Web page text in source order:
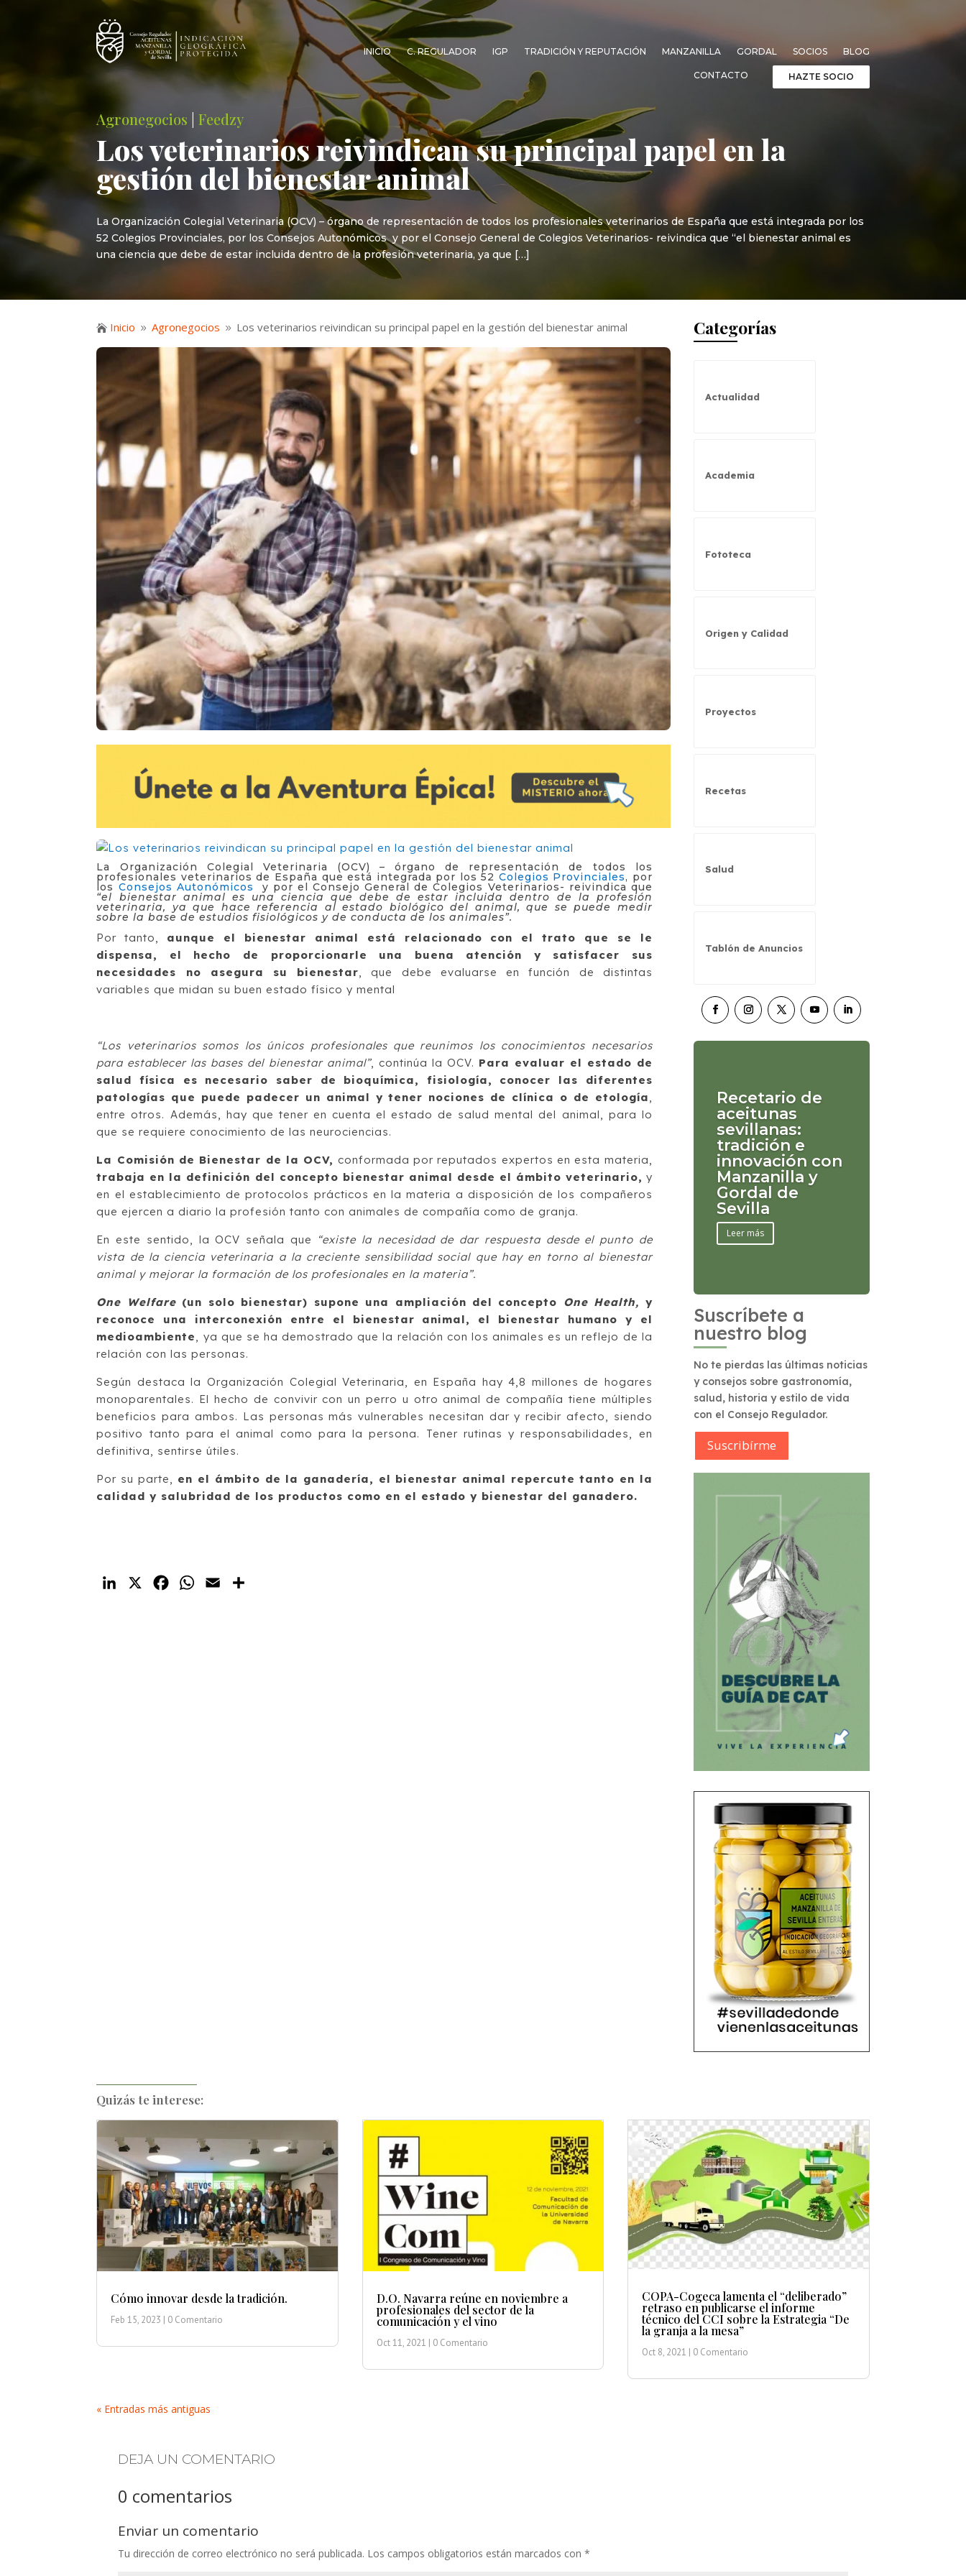
INICIO C. REGULADOR IGP TRADICIÓN Y REPUTACIÓN MANZANILLA GORDAL SOCIOS BLOG
CONTACTO HAZTE SOCIO
Agronegocios |Feedzy
Los veterinarios reivindican su principal papel en la
gestión del bienestar animal
La Organización Colegial Veterinaria (OCV) – órgano de representación de todos los profesionales veterinarios de España que está integrada por los
52 Colegios Provinciales, por los Consejos Autonómicos y por el Consejo General de Colegios Veterinarios- reivindica que “el bienestar animal es
una ciencia que debe de estar incluida dentro de la profesión veterinaria, ya que […]
 Inicio 9 Agronegocios 9 Los veterinarios reivindican su principal papel en la gestión del bienestar animal
La Organización Colegial Veterinaria (OCV) – órgano de representación de todos los
profesionales veterinarios de España que está integrada por los 52 Colegios Provinciales, por
los Consejos Autonómicos y por el Consejo General de Colegios Veterinarios- reivindica que
“el bienestar animal es una ciencia que debe de estar incluida dentro de la profesión
veterinaria, ya que hace referencia al estado biológico del animal, que se puede medir
sobre la base de estudios fisiológicos y de conducta de los animales”.
Por tanto, aunque el bienestar animal está relacionado con el trato que se le
dispensa, el hecho de proporcionarle una buena atención y satisfacer sus
necesidades no asegura su bienestar, que debe evaluarse en función de distintas
variables que midan su buen estado físico y mental
“Los veterinarios somos los únicos profesionales que reunimos los conocimientos necesarios
para establecer las bases del bienestar animal”, continúa la OCV. Para evaluar el estado de
salud física es necesario saber de bioquímica, fisiología, conocer las diferentes
patologías que puede padecer un animal y tener nociones de clínica o de etología,
entre otros. Además, hay que tener en cuenta el estado de salud mental del animal, para lo
que se requiere conocimiento de las neurociencias.
La Comisión de Bienestar de la OCV, conformada por reputados expertos en esta materia,
trabaja en la definición del concepto bienestar animal desde el ámbito veterinario, y
en el establecimiento de protocolos prácticos en la materia a disposición de los compañeros
que ejercen a diario la profesión tanto con animales de compañía como de granja.
En este sentido, la OCV señala que “existe la necesidad de dar respuesta desde el punto de
vista de la ciencia veterinaria a la creciente sensibilidad social que hay en torno al bienestar
animal y mejorar la formación de los profesionales en la materia”.
One Welfare(un solo bienestar) supone una ampliación del concepto One Health, y
reconoce una interconexión entre el bienestar animal, el bienestar humano y el
medioambiente, ya que se ha demostrado que la relación con los animales es un reflejo de la
relación con las personas.
Según destaca la Organización Colegial Veterinaria, en España hay 4,8 millones de hogares
monoparentales. El hecho de convivir con un perro u otro animal de compañía tiene múltiples
beneficios para ambos. Las personas más vulnerables necesitan dar y recibir afecto, siendo
positivo tanto para el animal como para la persona. Tener rutinas y responsabilidades, en
definitiva, sentirse útiles.
Por su parte, en el ámbito de la ganadería, el bienestar animal repercute tanto en la
calidad y salubridad de los productos como en el estado y bienestar del ganadero.
LinkedIn
X FacebookWhatsApp
Email
Categorías
Actualidad
Academia
Fototeca
Origen y Calidad
Proyectos
Recetas
Salud
Tablón de Anuncios
Recetario de
aceitunas
sevillanas:
tradición e
innovación con
Manzanilla y
Gordal de
Sevilla
Leer más
Suscríbete a
nuestro blog
No te pierdas las últimas noticias
y consejos sobre gastronomía,
salud, historia y estilo de vida
con el Consejo Regulador.
Suscribírme
Quizás te interese:
Cómo innovar desde la tradición.
Feb 15, 2023 | 0 Comentario
D.O. Navarra reúne en noviembre a
profesionales del sector de la
comunicación y el vino
Oct 11, 2021 | 0 Comentario
COPA-Cogeca lamenta el “deliberado”
retraso en publicarse el informe
técnico del CCI sobre la Estrategia “De
la granja a la mesa”
Oct 8, 2021 | 0 Comentario
« Entradas más antiguas
DEJA UN COMENTARIO
0 comentarios
Enviar un comentario
Tu dirección de correo electrónico no será publicada. Los campos obligatorios están marcados con*